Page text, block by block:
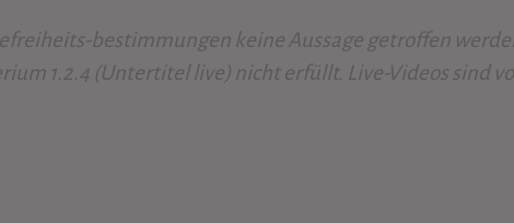
bestimmungen keine Aussage getroffen
1.2.4 (Untertitel live) nicht erfüllt. Live-Videos sind